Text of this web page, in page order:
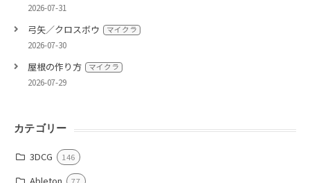
2026-07-31
弓矢／クロスボウ マイクラ
2026-07-30
屋根の作り方 マイクラ
2026-07-29
カテゴリー
3DCG 146